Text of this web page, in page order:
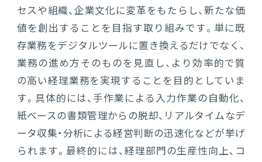
セスや組織、企業文化に変革をもたらし、新たな価
値を創出することを目指す取り組みです。単に既
存業務をデジタルツールに置き換えるだけでなく、
業務の進め方そのものを見直し、より効率的で質
の高い経理業務を実現することを目的としていま
す。具体的には、手作業による入力作業の自動化、
紙ベースの書類管理からの脱却、リアルタイムなデ
ータ収集・分析による経営判断の迅速化などが挙げ
られます。最終的には、経理部門の生産性向上、コ